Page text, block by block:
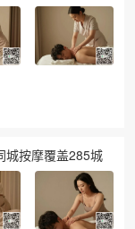
城按摩覆盖285城